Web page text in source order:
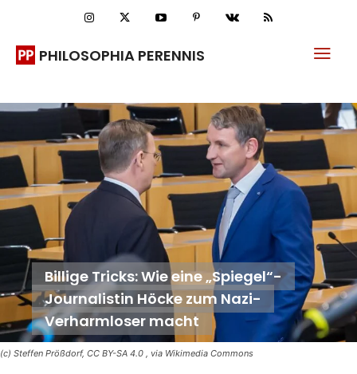
PHILOSOPHIA PERENNIS
(c) Steffen Prößdorf, CC BY-SA 4.0 , via Wikimedia Commons
Billige Tricks: Wie eine „Spiegel“-
Journalistin Höcke zum Nazi-
Verharmloser macht